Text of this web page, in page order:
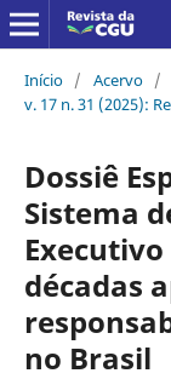
Início / Acervo /
v. 17 n. 31 (2025):
Dossiê
Sistema
Executivo
décadas
no Brasil